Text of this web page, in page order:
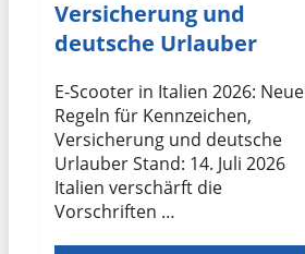
Versicherung und
deutsche Urlauber
E-Scooter in Italien 2026: Neue
Regeln für Kennzeichen,
Versicherung und deutsche
Urlauber Stand: 14. Juli 2026
Italien verschärft die
Vorschriften …